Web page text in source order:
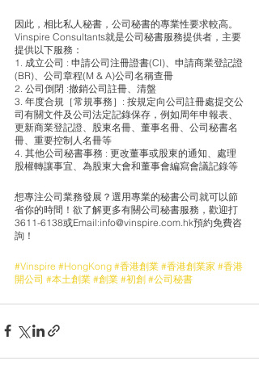
因此，相比私人秘書，公司秘書的專業性要求較高。
Vinspire Consultants就是公司秘書服務提供者，主要
提供以下服務：
1. 成立公司 : 申請公司注冊證書(CI)、申請商業登記證
(BR)、公司章程(M & A)公司名稱查冊
2. 公司倒閉 :撤銷公司註冊、清盤
3. 年度合規［常規事務］: 按規定向公司註冊處提交公
司有關文件及公司法定記錄保存，例如周年申報表、
更新商業登記證、股東名冊、董事名冊、公司秘書名
冊、重要控制人名冊等
4. 其他公司秘書事務 : 更改董事或股東的通知、處理
股權轉讓事宜、為股東大會和董事會編寫會議記錄等
想專注公司業務發展？選用專業的秘書公司就可以節
省你的時間！欲了解更多有關公司秘書服務，歡迎打
3611-6138或Email:info@vinspire.com.hk預約免費咨
詢！
#Vinspire #HongKong #香港創業 #香港創業家 #香港
開公司 #本土創業 #創業 #初創 #公司秘書